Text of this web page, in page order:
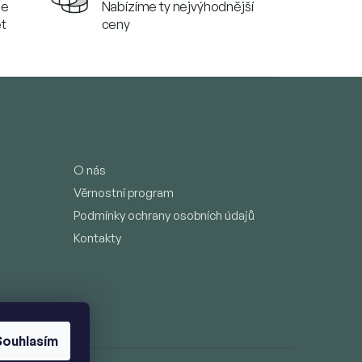
Nabízíme ty nejvýhodnější
ceny
O nás
Věrnostní program
Podmínky ochrany osobních údajů
Kontakty